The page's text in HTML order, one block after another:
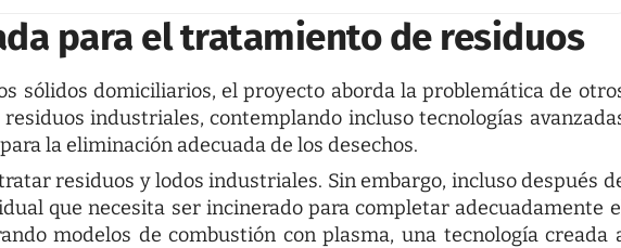
para el tratamiento de residuos
sólidos domiciliarios, el proyecto aborda la problemática de
industriales, contemplando incluso tecnologías
la eliminación adecuada de los desechos.
residuos y lodos industriales. Sin embargo, incluso después
que necesita ser incinerado para completar adecuadamente
modelos de combustión con plasma, una tecnología creada